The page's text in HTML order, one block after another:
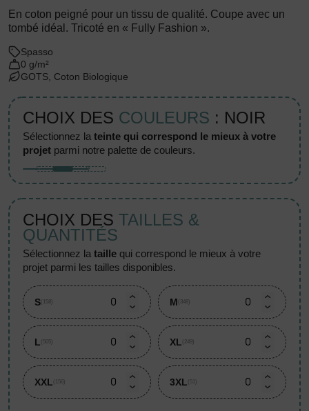
En coton peigné pour un tissu de qualité. Coupe avec un
tombé idéal. Tricoté en « Fully Fashion ».
Spasso
0 g/m²
GOTS, Coton Biologique
CHOIX DES COULEURS : NOIR
sélectionnez lateinte qui correspond le mieux à votre
projet parmi notre palette de couleurs.
CHOIX DES TAILLES &
QUANTITÉS
sélectionnez lataille qui correspond le mieux à votre
projet parmi les tailles disponibles.
S (158) M (348)
L (505) XL (249)
XXL (156) 3XL (51)